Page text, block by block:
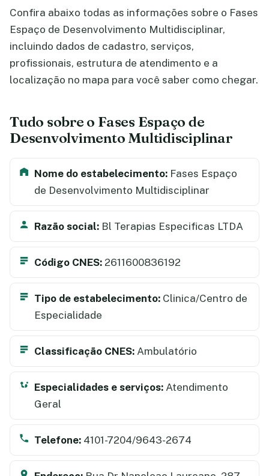
Confira abaixo todas as informações sobre o Fases
Espaço de Desenvolvimento Multidisciplinar,
incluindo dados de cadastro, serviços,
profissionais, estrutura de atendimento e a
localização no mapa para você saber como chegar.
Tudo sobre o Fases Espaço de
Desenvolvimento Multidisciplinar
Nome do estabelecimento: Fases Espaço
de Desenvolvimento Multidisciplinar
Razão social: Bl Terapias Especificas LTDA
Código CNES: 2611600836192
Tipo de estabelecimento: Clinica/Centro de
Especialidade
Classificação CNES: Ambulatório
Especialidades e serviços: Atendimento
Geral
Telefone: 4101-7204/9643-2674